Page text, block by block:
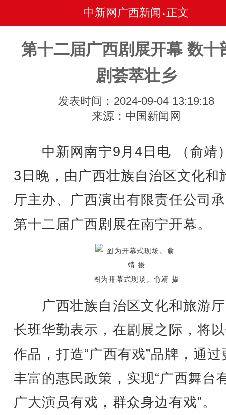
中新网广西新闻 • 正文
第十二届广西剧展开幕 数十
剧荟萃壮乡
发表时间：2024-09-04 13:19:18
来源：中国新闻网
中新网南宁9月4日电 （俞靖
3日晚，由广西壮族自治区文化和
厅主办、广西演出有限责任公司
第十二届广西剧展在南宁开幕。
图为开幕式现场。俞靖 摄
广西壮族自治区文化和旅游
长班华勤表示，在剧展之际，将
作品，打造“广西有戏”品牌，通过
丰富的惠民政策，实现“广西舞台
广大演员有戏，群众身边有戏”。